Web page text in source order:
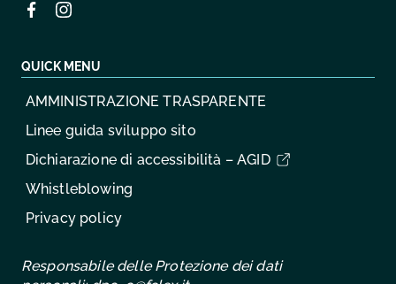
QUICK MENU
AMMINISTRAZIONE TRASPARENTE
Linee guida sviluppo sito
Dichiarazione di accessibilità – AGID
Whistleblowing
Privacy policy
Responsabile delle Protezione dei dati